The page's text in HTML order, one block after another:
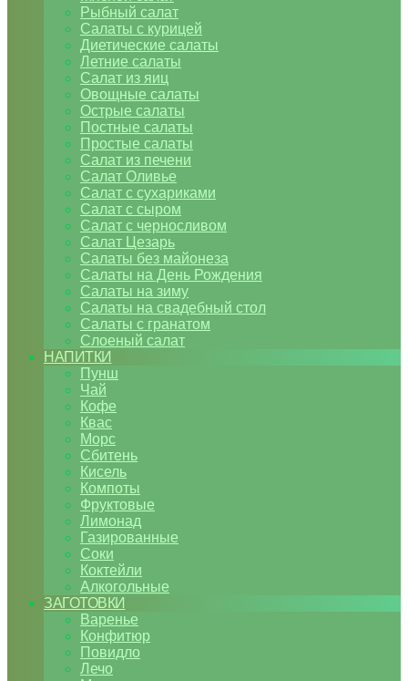
Рыбный салат
Салаты с курицей
Диетические салаты
Летние салаты
Салат из яиц
Овощные салаты
Острые салаты
Постные салаты
Простые салаты
Салат из печени
Салат Оливье
Салат с сухариками
Салат с сыром
Салат с черносливом
Салат Цезарь
Салаты без майонеза
Салаты на День Рождения
Салаты на зиму
Салаты на свадебный стол
Салаты с гранатом
Слоеный салат
НАПИТКИ
Пунш
Чай
Кофе
Квас
Морс
Сбитень
Кисель
Компоты
Фруктовые
Лимонад
Газированные
Соки
Коктейли
Алкогольные
ЗАГОТОВКИ
Варенье
Конфитюр
Повидло
Лечо